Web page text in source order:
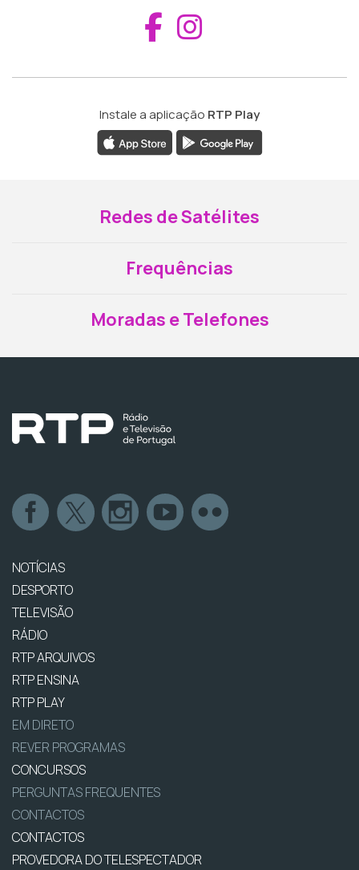
Aceder ao
Instale a aplicação RTP Play
Redes de Satélites
Frequências
Moradas e Telefones
NOTÍCIAS
DESPORTO
TELEVISÃO
RÁDIO
RTP ARQUIVOS
RTP ENSINA
RTP PLAY
EM DIRETO
REVER PROGRAMAS
CONCURSOS
PERGUNTAS FREQUENTES
CONTACTOS
CONTACTOS
PROVEDORA DO TELESPECTADOR